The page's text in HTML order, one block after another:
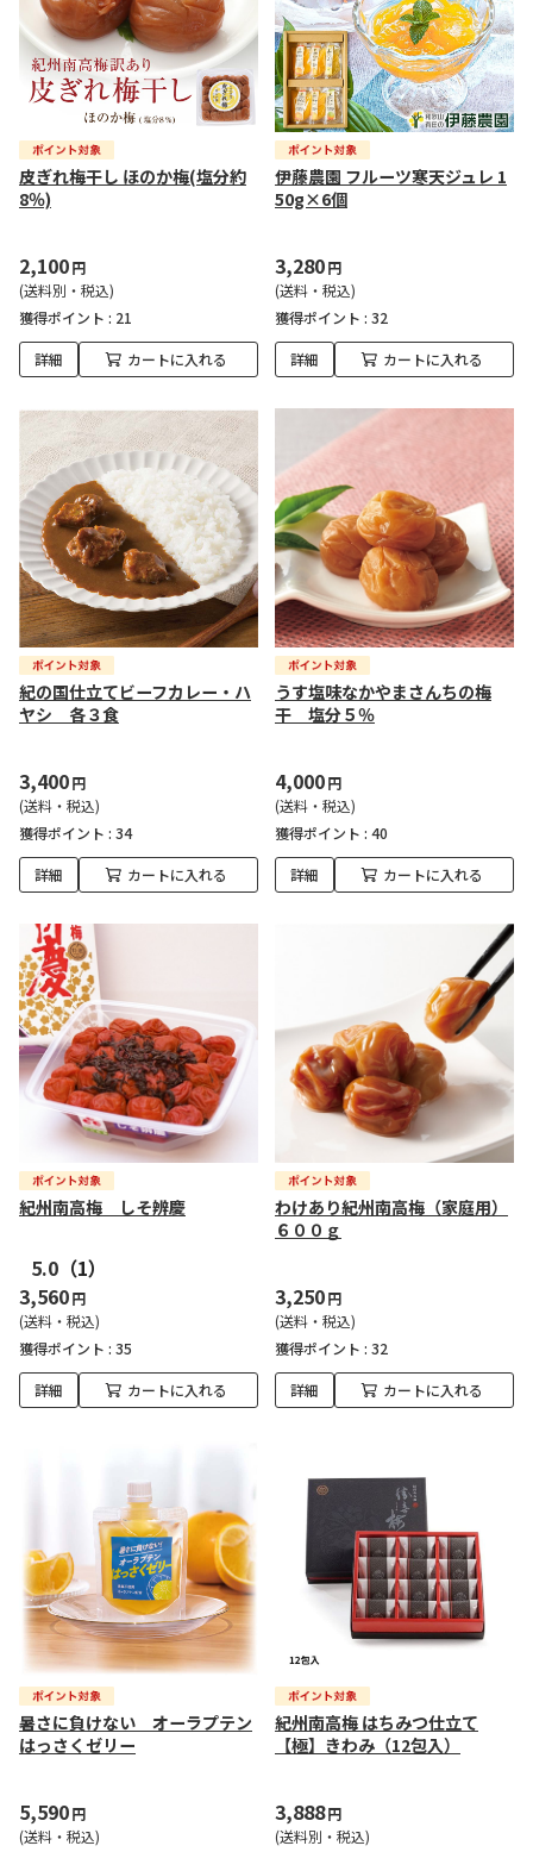
皮ぎれ梅干し ほのか梅(塩分約
8％)
2,100円
(送料別・税込)
獲得ポイント : 21
詳細 カートに入れる
伊藤農園 フルーツ寒天ジュレ 1
50g×6個
3,280円
(送料・税込)
獲得ポイント : 32
詳細 カートに入れる
紀の国仕立てビーフカレー・ハ
ヤシ 各３食
3,400円
(送料・税込)
獲得ポイント : 34
詳細 カートに入れる
うす塩味なかやまさんちの梅
干 塩分５％
4,000円
(送料・税込)
獲得ポイント : 40
詳細 カートに入れる
紀州南高梅 しそ辨慶
5.0 （1）
3,560円
(送料・税込)
獲得ポイント : 35
詳細 カートに入れる
わけあり紀州南高梅（家庭用）
６００ｇ
3,250円
(送料・税込)
獲得ポイント : 32
詳細 カートに入れる
暑さに負けない オーラプテン
はっさくゼリー
5,590円
(送料・税込)
紀州南高梅 はちみつ仕立て
【極】きわみ（12包入）
3,888円
(送料別・税込)